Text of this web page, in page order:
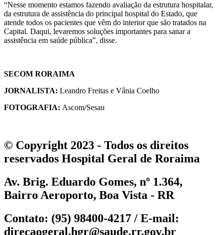
“Nesse momento estamos fazendo avaliação da estrutura hospitalar,
da estrutura de assistência do principal hospital do Estado, que
atende todos os pacientes que vêm do interior que são tratados na
Capital. Daqui, levaremos soluções importantes para sanar a
assistência em saúde pública”, disse.
SECOM RORAIMA
JORNALISTA: Leandro Freitas e Vânia Coelho
FOTOGRAFIA: Ascom/Sesau
© Copyright 2023 - Todos os direitos
reservados Hospital Geral de Roraima
Av. Brig. Eduardo Gomes, nº 1.364,
Bairro Aeroporto, Boa Vista - RR
Contato: (95) 98400-4217 / E-mail:
direcaogeral.hgr@saude.rr.gov.br